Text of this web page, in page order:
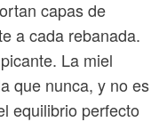
capas de
a cada rebanada.
La miel
que nunca, y no es
equilibrio perfecto